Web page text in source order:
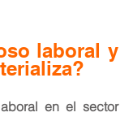
laboral y
en el sector